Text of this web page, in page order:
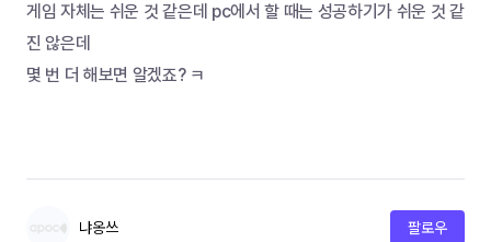
게임 자체는 쉬운 것 같은데 pc에서 할 때는 성공하기가 쉬운 것 같
진 않은데
몇 번 더 해보면 알겠죠? ㅋ
냐옹쓰 팔로우